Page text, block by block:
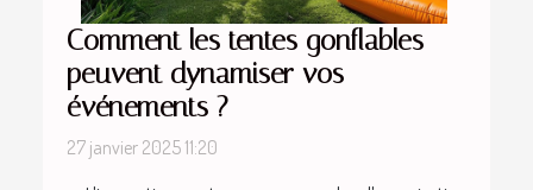
Comment les tentes gonflables
peuvent dynamiser vos
événements ?
27 janvier 2025 11:20